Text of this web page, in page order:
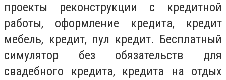
проекты реконструкции с кредитной
работы, оформление кредита, кредит
мебель, кредит, пул кредит. Бесплатный
симулятор без обязательств для
свадебного кредита, кредита на отдых